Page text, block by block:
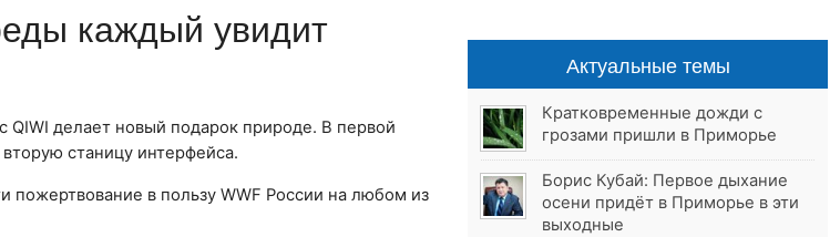
каждый увидит
QIWI делает новый подарок природе. В первой
станицу интерфейса.
в пользу WWF России на любом из
Актуальные темы
Кратковременные дожди с
грозами пришли в Приморье
Борис Кубай: Первое дыхание
осени придёт в Приморье в эти
выходные